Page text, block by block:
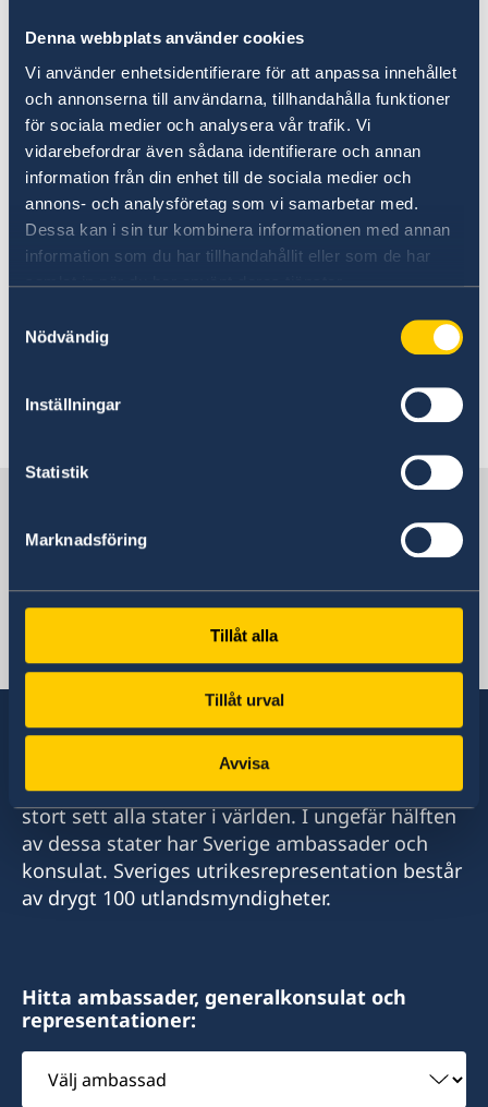
Denna webbplats använder cookies
Vi använder enhetsidentifierare för att anpassa innehållet
och annonserna till användarna, tillhandahålla funktioner
för sociala medier och analysera vår trafik. Vi
vidarebefordrar även sådana identifierare och annan
information från din enhet till de sociala medier och
annons- och analysföretag som vi samarbetar med.
Dessa kan i sin tur kombinera informationen med annan
information som du har tillhandahållit eller som de har
samlat in när du har använt deras tjänster.
Nödvändig
Inställningar
Statistik
Marknadsföring
Tillåt alla
Tillåt urval
Avvisa
Lokala lagar och sedvänjor
Trafiksäkerhet
Embassy of Belgium
Boulevard de Liberté 9
Bujumbura, Burundi
Tel: +257 22 22 3266, 22 22 6176
E-post till Belgiens ambassad
Pass utomlands
gäller för alla länder. I vissa länder gäller
dessutom ytterligare villkor. Kontakta ansvarig
Sverige har diplomatiska förbindelser med i
stort sett alla stater i världen. I ungefär hälften
av dessa stater har Sverige ambassader och
konsulat. Sveriges utrikesrepresentation består
av drygt 100 utlandsmyndigheter.
Hitta ambassader, generalkonsulat och
representationer:
Välj
ambassad